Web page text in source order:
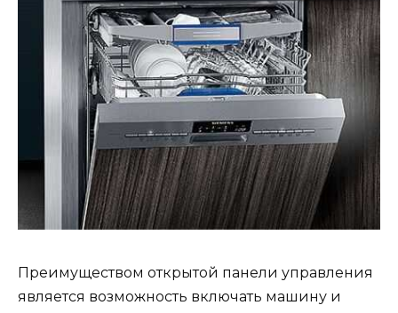
Преимуществом открытой панели управления
является возможность включать машину и